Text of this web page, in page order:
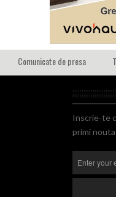
Comunicate de presa
Inscrie-te
primi